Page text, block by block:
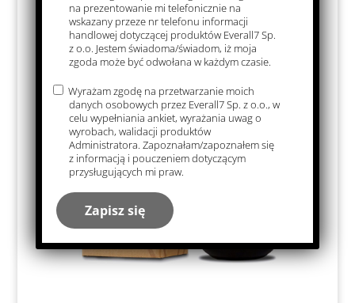
na prezentowanie mi telefonicznie na
wskazany przeze nr telefonu informacji
handlowej dotyczącej produktów Everall7 Sp.
z o.o. Jestem świadoma/świadom, iż moja
zgoda może być odwołana w każdym czasie.
Wyrażam zgodę na przetwarzanie moich
danych osobowych przez Everall7 Sp. z o.o., w
celu wypełniania ankiet, wyrażania uwag o
wyrobach, walidacji produktów
Administratora. Zapoznałam/zapoznałem się
z informacją i pouczeniem dotyczącym
przysługujących mi praw.